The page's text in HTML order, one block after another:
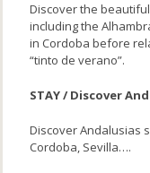
Discover the
including the
in Cordoba before
“tinto de verano”.
STAY / Discover
Discover Andalusias
Cordoba, Sevilla….